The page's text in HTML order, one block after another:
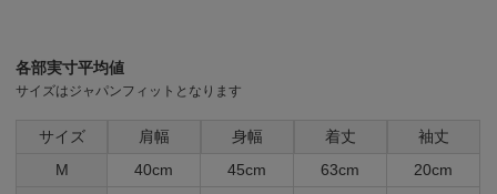
各部実寸平均値
サイズはジャパンフィットとなります
サイズ 肩幅 身幅 着丈
袖丈
M
40cm 45cm 63cm
20cm